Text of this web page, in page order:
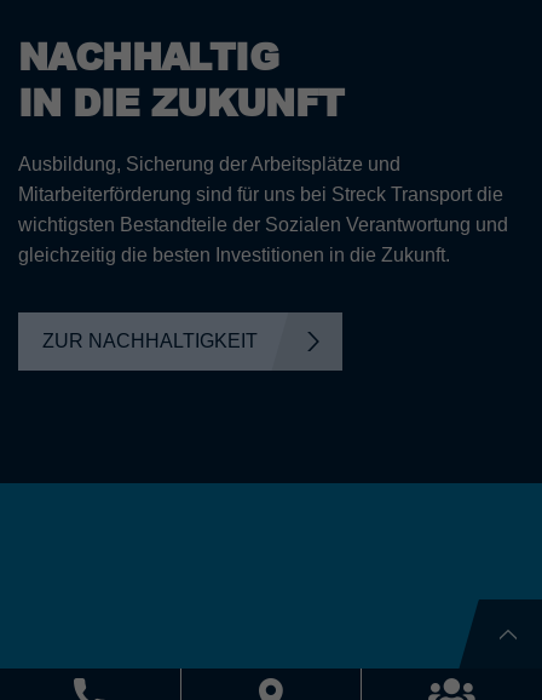
NACHHALTIG
IN DIE ZUKUNFT
Ausbildung, Sicherung der Arbeitsplätze und
Mitarbeiterförderung sind für uns bei Streck Transport die
wichtigsten Bestandteile der Sozialen Verantwortung und
gleichzeitig die besten Investitionen in die Zukunft.
ZUR NACHHALTIGKEIT